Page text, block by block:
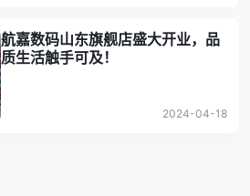
航嘉数码山东旗舰店盛大开业，品
质生活触手可及！
2024-04-18